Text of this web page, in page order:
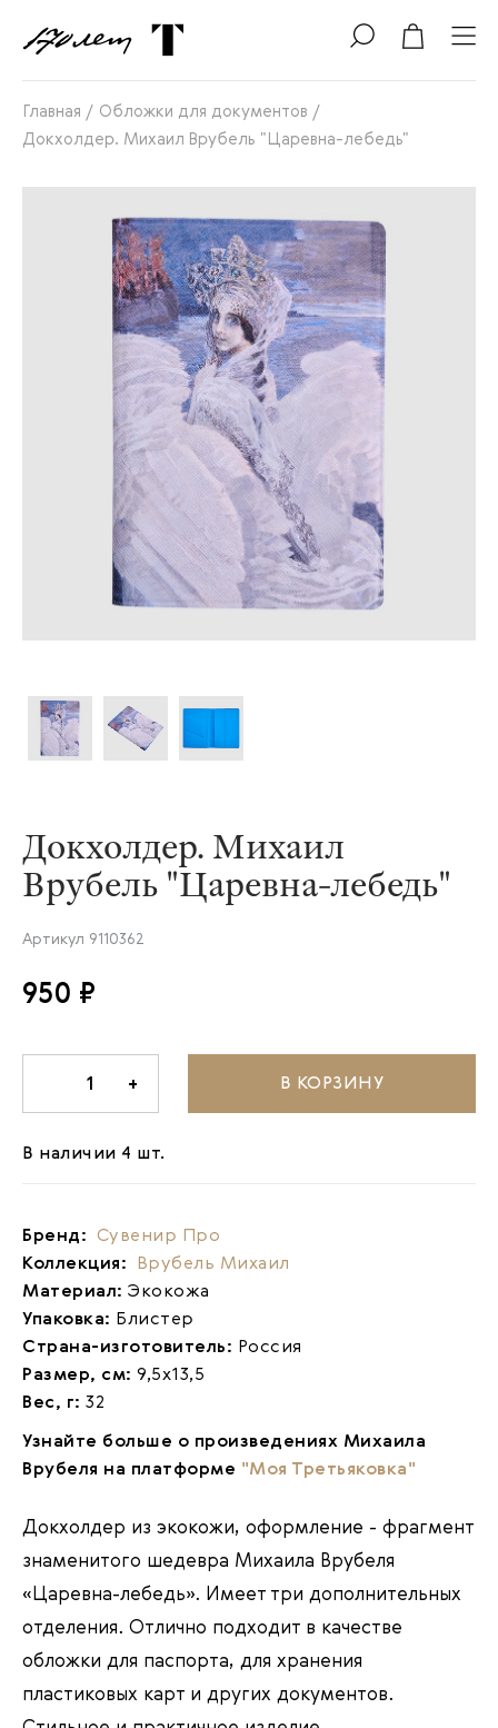
Главная / Обложки для документов /
Докхолдер. Михаил Врубель "Царевна-лебедь"
Докхолдер. Михаил
Врубель "Царевна-лебедь"
Артикул 9110362
950 ₽
1 + В КОРЗИНУ
В наличии 4 шт.
Бренд: Сувенир Про
Коллекция: Врубель Михаил
Материал: Экокожа
Упаковка: Блистер
Страна-изготовитель: Россия
Размер, см: 9,5х13,5
Вес, г: 32
Узнайте больше о произведениях Михаила
Врубеля на платформе "Моя Третьяковка"
Докхолдер из экокожи, оформление - фрагмент
знаменитого шедевра Михаила Врубеля
«Царевна-лебедь». Имеет три дополнительных
отделения. Отлично подходит в качестве
обложки для паспорта, для хранения
пластиковых карт и других документов.